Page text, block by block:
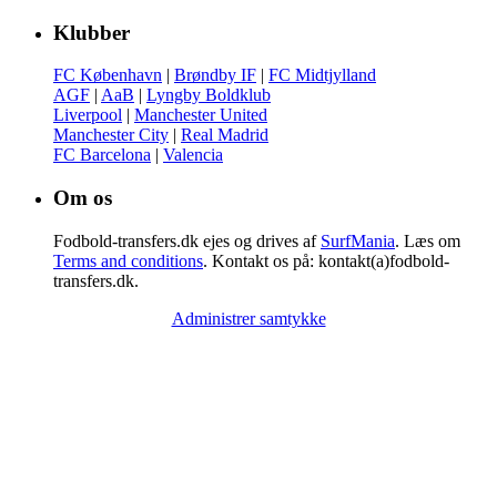
Klubber
FC København | Brøndby IF | FC Midtjylland
AGF | AaB | Lyngby Boldklub
Liverpool | Manchester United
Manchester City | Real Madrid
FC Barcelona | Valencia
Om os
Fodbold-transfers.dk ejes og drives af SurfMania. Læs om
Terms and conditions. Kontakt os på: kontakt(a)fodbold-
transfers.dk.
Administrer samtykke